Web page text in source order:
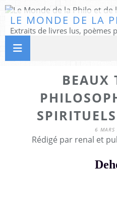
BEAUX
6
Rédigé par renal et